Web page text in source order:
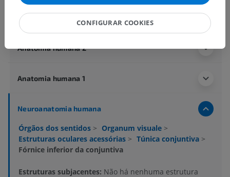
Hierarquia anatômica
Anatomia humana 2
Anatomia humana 1
Neuroanatomia humana
Órgãos dos sentidos > Organum visuale >
Estruturas oculares acessórias > Túnica conjuntiva >
Fórnice inferior da conjuntiva
Estruturas subjacentes: Não há nenhuma estrutura
CONFIGURAR COOKIES